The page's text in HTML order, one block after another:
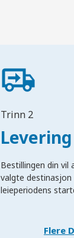
Trinn 2
Levering
Bestillingen din vil
valgte destinasjon
leieperiodens
Flere